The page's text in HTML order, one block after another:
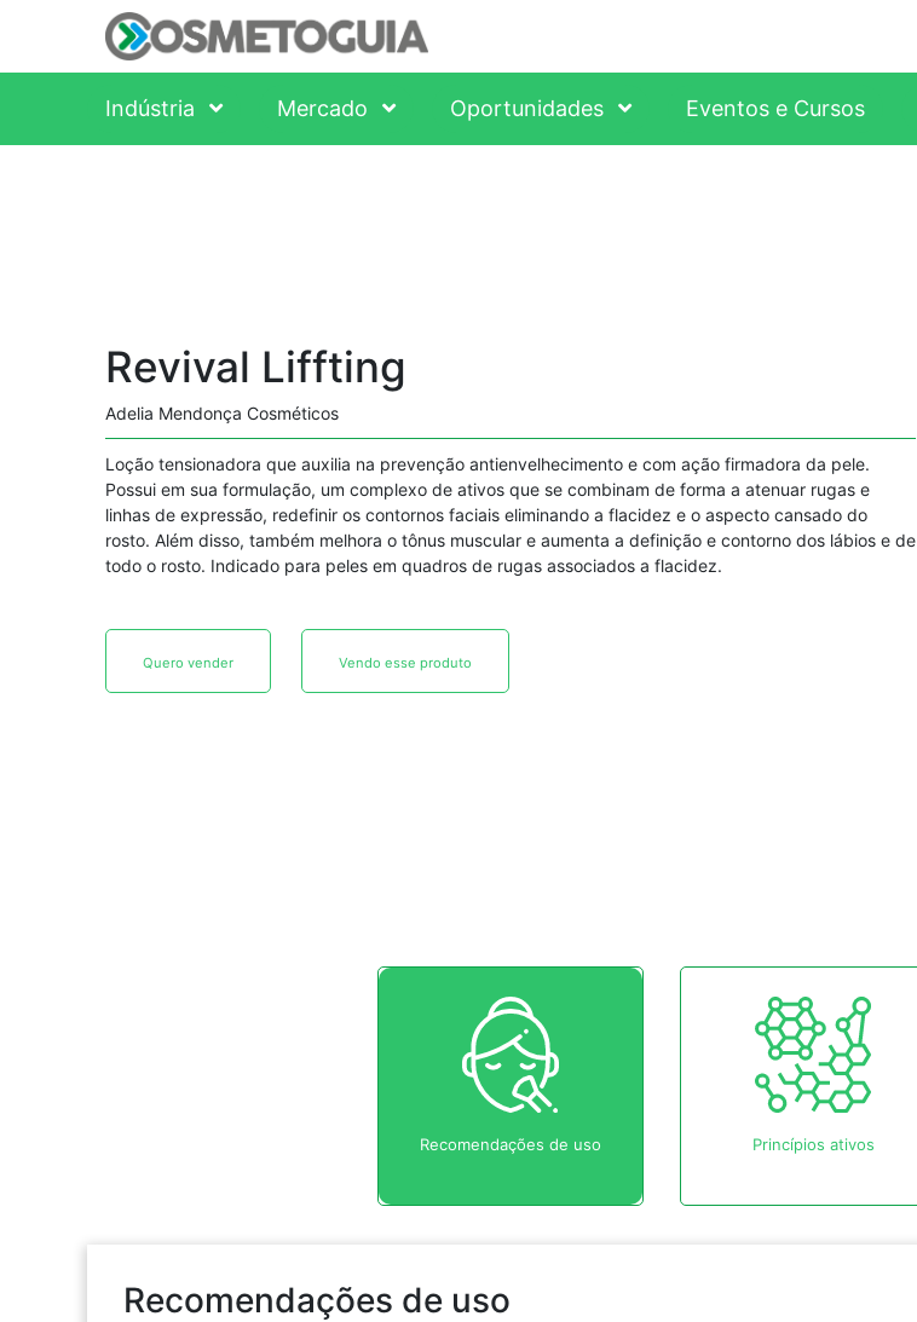
Indústria Mercado Oportunidades Eventos e Cursos
Revival Liffting
Adelia Mendonça Cosméticos
Loção tensionadora que auxilia na prevenção antienvelhecimento e com ação firmadora da pele.
Possui em sua formulação, um complexo de ativos que se combinam de forma a atenuar rugas e
linhas de expressão, redefinir os contornos faciais eliminando a flacidez e o aspecto cansado do
rosto. Além disso, também melhora o tônus muscular e aumenta a definição e contorno dos lábios e de
todo o rosto. Indicado para peles em quadros de rugas associados a flacidez.
Quero vender Vendo esse produto
Recomendações de uso Princípios ativos
Recomendações de uso